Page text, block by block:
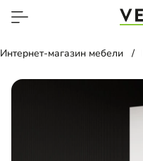
Интернет-магазин мебели